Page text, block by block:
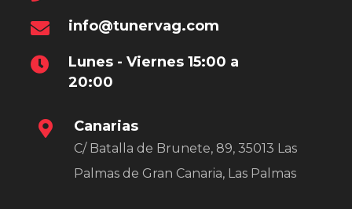
info@tunervag.com
Lunes - Viernes 15:00 a
20:00
Canarias
C/ Batalla de Brunete, 89, 35013 Las
Palmas de Gran Canaria, Las Palmas